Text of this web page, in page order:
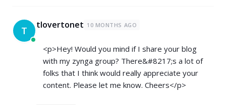
T tlovertonet 10 MONTHS AGO
<p>Hey! Would you mind if I share your blog
with my zynga group? There&#8217;s a lot of
folks that I think would really appreciate your
content. Please let me know. Cheers</p>